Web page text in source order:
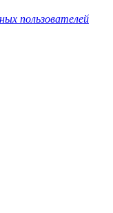
пользователей